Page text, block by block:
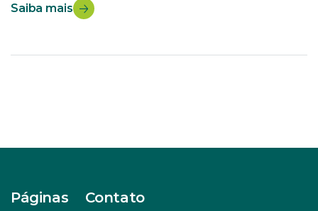
propriedades porque tem na pecuária leiteira uma
Saiba mais
Páginas Contato